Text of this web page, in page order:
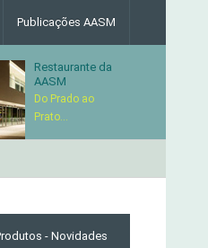
Publicações AASM
Restaurante da
AASM
Do Prado ao
Prato...